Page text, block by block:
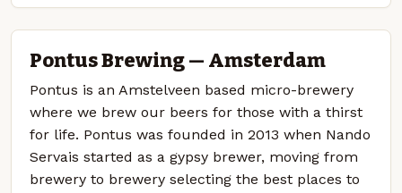
Pontus Brewing — Amsterdam
Pontus is an Amstelveen based micro-brewery
where we brew our beers for those with a thirst
for life. Pontus was founded in 2013 when Nando
Servais started as a gypsy brewer, moving from
brewery to brewery selecting the best places to